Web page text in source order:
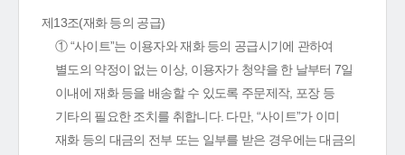
제13조(재화 등의 공급)
① “사이트”는 이용자와 재화 등의 공급시기에 관하여
별도의 약정이 없는 이상, 이용자가 청약을 한 날부터 7일
이내에 재화 등을 배송할 수 있도록 주문제작, 포장 등
기타의 필요한 조치를 취합니다. 다만, “사이트”가 이미
재화 등의 대금의 전부 또는 일부를 받은 경우에는 대금의